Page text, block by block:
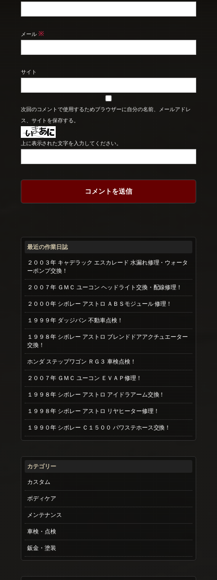
メール ※
サイト
次回のコメントで使用するためブラウザーに自分の名前、メールアドレ
ス、サイトを保存する。
上に表示された文字を入力してください。
最近の作業日誌
２００３年 キャデラック エスカレード 水漏れ修理・ウォータ
ーポンプ交換！
２００７年 ＧＭＣ ユーコン ヘッドライト交換・配線修理！
２０００年 シボレー アストロ ＡＢＳモジュール 修理！
１９９９年 ダッジバン 不動車点検！
１９９８年 シボレー アストロ ブレンドドアアクチュエーター
交換！
ホンダ ステップワゴン ＲＧ３ 車検点検！
２００７年 ＧＭＣ ユーコン ＥＶＡＰ修理！
１９９８年 シボレー アストロ アイドラアーム交換！
１９９８年 シボレー アストロ リヤヒーター修理！
１９９０年 シボレー Ｃ１５００ パワステホース交換！
カテゴリー
カスタム
ボディケア
メンテナンス
車検・点検
鈑金・塗装